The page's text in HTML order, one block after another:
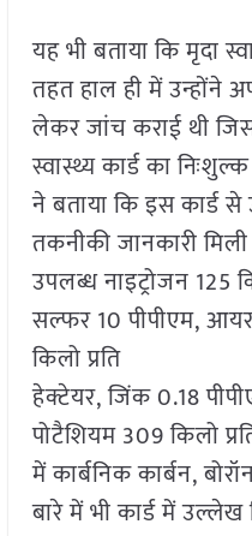
यह भी बताया कि मृदा
तहत हाल ही में उन्होंने
लेकर जांच कराई थी
स्वास्थ्य कार्ड का
ने बताया कि इस कार्ड से
तकनीकी जानकारी
उपलब्ध नाइट्रोजन 125
सल्फर 10 पीपीएम,
किलो प्रति
हेक्टेयर, जिंक 0.18
पोटैशियम 309 किलो
में कार्बनिक कार्बन,
बारे में भी कार्ड में उल्लेख